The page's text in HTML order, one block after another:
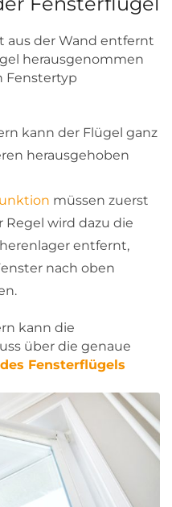
aus der Wand entfernt
herausgenommen
Fenstertyp
kann der Flügel ganz
herausgehoben
müssen zuerst
wird dazu die
entfernt,
nach oben
kann die
über die genaue
Fensterflügels